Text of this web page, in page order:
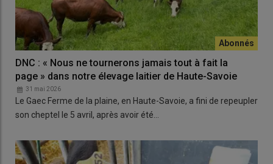
DNC : « Nous ne tournerons jamais tout à fait la
page » dans notre élevage laitier de Haute-Savoie
31 mai 2026
Le Gaec Ferme de la plaine, en Haute-Savoie, a fini de repeupler
son cheptel le 5 avril, après avoir été…